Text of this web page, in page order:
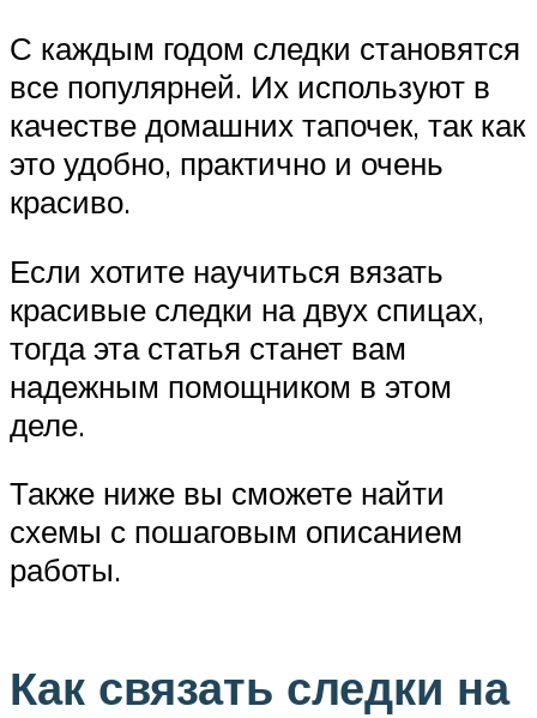
С каждым годом следки становятся
все популярней. Их используют в
качестве домашних тапочек, так как
это удобно, практично и очень
красиво.
Если хотите научиться вязать
красивые следки на двух спицах,
тогда эта статья станет вам
надежным помощником в этом
деле.
Также ниже вы сможете найти
схемы с пошаговым описанием
работы.
Как связать следки на